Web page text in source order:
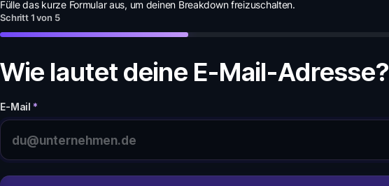
Fülle das kurze Formular aus, um deinen Breakdownfreizuschalten.
Schritt1 von 5
Wie lautet deine E-Mail-Adresse?
E-Mail *